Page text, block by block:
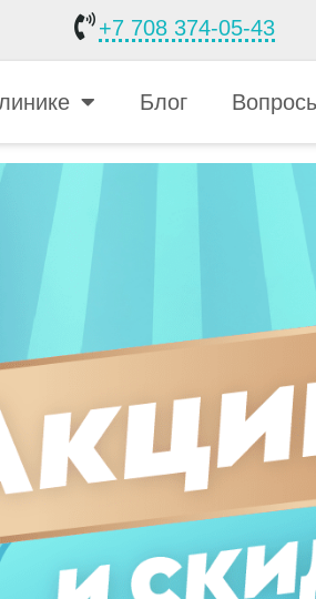
+7 708 374-05-43
Блог